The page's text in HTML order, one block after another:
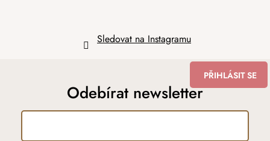
Sledovat na Instagramu
Odebírat newsletter
PŘIHLÁSIT SE